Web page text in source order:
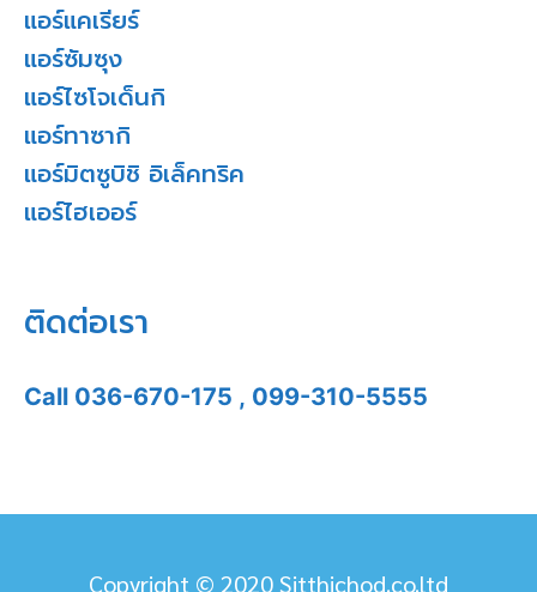
แอร์แคเรียร์
แอร์ซัมซุง
แอร์ไซโจเด็นกิ
แอร์ทาซากิ
แอร์มิตซูบิชิ อิเล็คทริค
แอร์ไฮเออร์
ติดต่อเรา
Call 036-670-175 , 099-310-5555
Copyright © 2020 Sitthichod.co.ltd